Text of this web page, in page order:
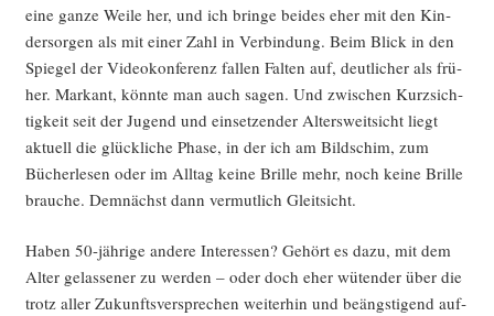
eine gan­ze Wei­le her, und ich brin­ge bei­des eher mit den Kin­
der­sor­gen als mit einer Zahl in Ver­bin­dung. Beim Blick in den
Spie­gel der Video­kon­fe­renz fal­len Fal­ten auf, deut­li­cher als frü­
her. Mar­kant, könn­te man auch sagen. Und zwi­schen Kurz­sich­
tig­keit seit der Jugend und ein­set­zen­der Alters­weit­sicht liegt
aktu­ell die glück­li­che Pha­se, in der ich am Bild­schim, zum
Bücher­le­sen oder im All­tag kei­ne Bril­le mehr, noch kei­ne Bril­le
brau­che. Dem­nächst dann ver­mut­lich Gleitsicht.
Haben 50-jäh­ri­ge ande­re Inter­es­sen? Gehört es dazu, mit dem
Alter gelas­se­ner zu wer­den – oder doch eher wüten­der über die
trotz aller Zukunfts­ver­spre­chen wei­ter­hin und beängs­ti­gend auf­